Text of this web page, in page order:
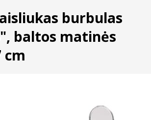
burbulas
baltos matinės
cm